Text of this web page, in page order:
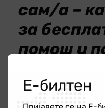
сам/а –
за
помош и
Проектот е
Е-билтен